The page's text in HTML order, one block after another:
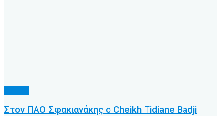
Στον ΠΑΟ Σφακιανάκης ο Cheikh Tidiane Badji